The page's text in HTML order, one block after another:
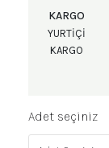
KARGO
YURTIÇI
KARGO
Adet seçiniz